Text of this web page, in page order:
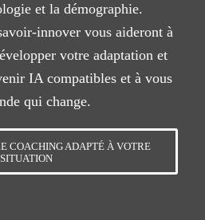
et la démographie.
innover vous aideront à
votre adaptation et
IA compatibles et à vous
qui change.
COACHING ADAPTÉ À VOTRE
SITUATION